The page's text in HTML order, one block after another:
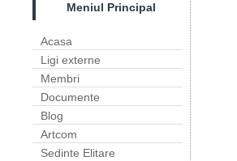
Meniul Principal
Acasa
Ligi externe
Membri
Documente
Blog
Artcom
Sedinte Elitare